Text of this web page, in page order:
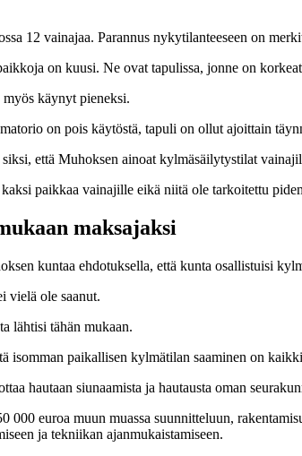
12 vainajaa. Parannus nykytilanteeseen on
on kuusi. Ne ovat tapulissa, jonne on
käynyt pieneksi.
on pois käytöstä, tapuli on ollut ajoittain
että Muhoksen ainoat kylmäsäilytystilat
paikkaa vainajille eikä niitä ole tarkoitettu
maksajaksi
kuntaa ehdotuksella, että kunta osallistuisi
vielä ole saanut.
lähtisi tähän mukaan.
isomman paikallisen kylmätilan saaminen on
hautaan siunaamista ja hautausta oman
000 euroa muun muassa suunnitteluun,
ja tekniikan ajanmukaistamiseen.